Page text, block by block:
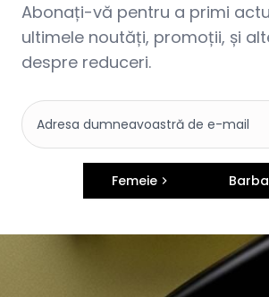
Abonați-vă pentru a primi
ultimele noutăți, promoții, și
despre reduceri.
Femeie